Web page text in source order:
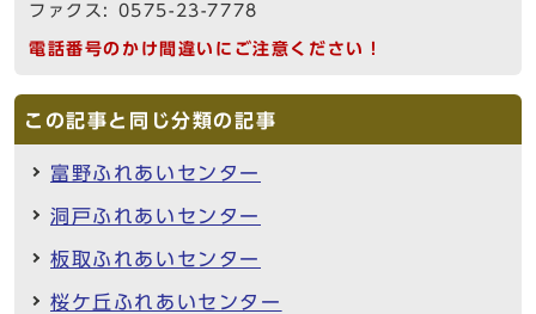
ファクス: 0575-23-7778
電話番号のかけ間違いにご注意ください！
この記事と同じ分類の記事
富野ふれあいセンター
洞戸ふれあいセンター
板取ふれあいセンター
桜ケ丘ふれあいセンター